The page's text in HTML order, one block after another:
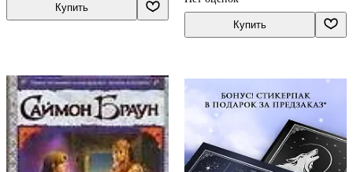
Купить
Купить